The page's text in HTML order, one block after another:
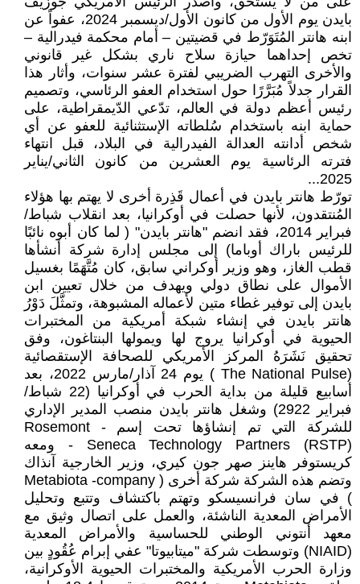
بايدن يوم الأول من كانون الأول/ديسمبر 2024، عفواً عن
ابنه هانتر المُتَوَرّط في قضيتين – أمام محكمة فيدرالية –
تخص إحداهما حيازة سلاح ناري بشكل غير قانوني
والأخرى التهرب الضريبي لفترة عشر سنوات، وأثار هذا
القرار جدلاً مُبَرَّرًا حول استخدام العفو الرئاسي، وتصميم
رئيس أعظم دولة في العالم، تدّعي الدّيمقراطية، على
حماية ابنه باستخدام سُلطاته الإستثنائية للعفو عن أي
شخص أدانته العدالة الفيدرالية في البلاد، قبل انتهاء
فترته الرئاسية يوم العشرين من كانون الثاني/يناير
2025...
تورّط هانتر بايدن في أعمال قَذِرة أخرى لا يهتم بها هؤلاء
المُنتقدون، لأنها حصلت في أوكرانيا، بعد انقلاب شباط/
فبراير 2014، فقد انضم "هانتر بايدن" ( لما كان أبوه نائبًا
للرئيس باراك أوباما) إلى مجلس إدارة شركة أنشأها
قطب الغاز، وهو وزير أوكراني سابق، كان مُتَّهَمًا بغسيل
الأموال على نطاق دولي ويهدف من خلال تعيين ابن
بايدن إلى توفير غطاء متين لأعماله المشبوهة، وتمثَّلَ دَوْرُ
هانتر بايدن في إنشاء شبكة أمريكية من المختبرات
الحيوية في أوكرانيا يروج لها ويمولها البنتاغون، وفق
تحقيق نَشَرَهُ المركز الأمريكي للصحافة الإستقصائية
(The National Pulse ) يوم 24 آذار/مارس 2022، بعد
أسابيع قليلة من بداية الحرب في أوكرانيا (22 شباط/
فبراير 2922) وشغل هانتر بايدن منصب المدير الإداري
للشركة التي تم إنشاؤها تحت إسم - Rosemont
Seneca Technology Partners (RSTP) - ومعه
كريستوفر هاينز صهر جون كيري، وزير الخارجية آنذاك
وتضم هذه الشركة شركة أخرى ( Metabiota -company
) في سان فرانسيسكو وتهتم باكتشاف وتتبع وتحليل
الأمراض المعدية الناشئة، والعمل على اتصال وثيق مع
معهد أنتوني الوطني للحساسية والأمراض المعدية
(NIAID) وتوسطت شركة "ميتابيوتا" عفي إبرام عُقُودٍ بين
وزارة الحرب الأمريكية والمختبرات الحيوية الأوكرانية،